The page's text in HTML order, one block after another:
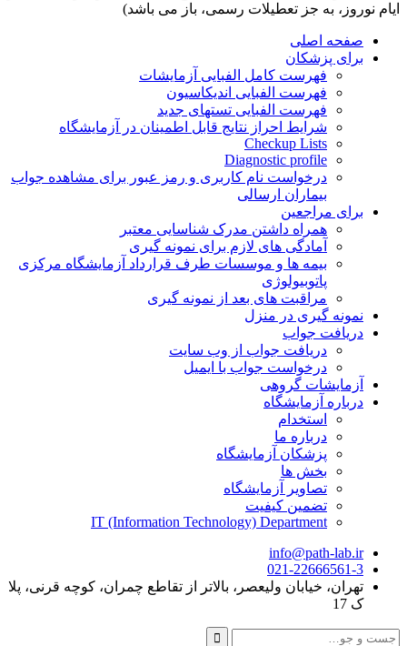
ایام نوروز، به جز تعطیلات رسمی، باز می باشد)
صفحه اصلی
برای پزشکان
فهرست کامل الفبایی آزمایشات
فهرست الفبایی اندیکاسیون
فهرست الفبایی تستهای جدید
شرایط احراز نتایج قابل اطمینان در آزمایشگاه
Checkup Lists
Diagnostic profile
درخواست نام کاربری و رمز عبور برای مشاهده جواب
بیماران ارسالی
برای مراجعین
همراه داشتن مدرک شناسایی معتبر
آمادگی های لازم برای نمونه گیری
بیمه ها و موسسات طرف قرارداد آزمایشگاه مرکزی
پاتوبیولوژی
مراقبت های بعد از نمونه گیری
نمونه گیری در منزل
دریافت جواب
دریافت جواب از وب سایت
درخواست جواب با ایمیل
آزمایشات گروهی
درباره آزمایشگاه
استخدام
درباره ما
پزشکان آزمایشگاه
بخش ها
تصاویر آزمایشگاه
تضمین کیفیت
IT (Information Technology) Department
info@path-lab.ir
021-22666561-3
تهران، خیابان ولیعصر، بالاتر از تقاطع چمران، کوچه قرنی، پلا
ک 17
جست